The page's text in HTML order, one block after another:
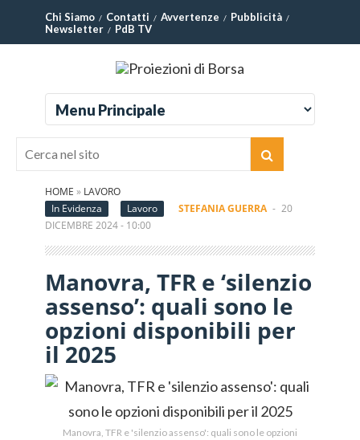
Chi Siamo Contatti Avvertenze
Pubblicità
Newsletter
PdB TV
HOME » LAVORO
In Evidenza
Lavoro STEFANIA GUERRA - 20
DICEMBRE 2024 - 10:00
Manovra, TFR e ‘silenzio
assenso’: quali sono le
opzioni disponibili per
il 2025
Manovra, TFR e 'silenzio assenso': quali sono le opzioni